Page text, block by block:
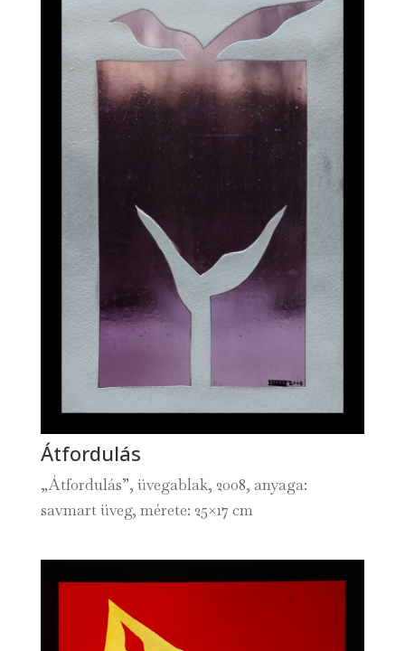
Átfordulás
„Átfordulás”, üvegablak, 2008, anyaga:
savmart üveg, mérete: 25×17 cm